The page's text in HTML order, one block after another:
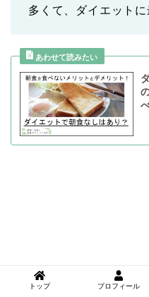
多くて、ダイエットに
トップ プロフィール